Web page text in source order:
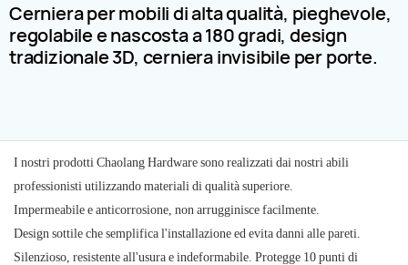
Cerniera per mobili di alta qualità, pieghevole,
regolabile e nascosta a 180 gradi, design
tradizionale 3D, cerniera invisibile per porte.
I nostri prodotti Chaolang Hardware sono realizzati dai nostri abili
professionisti utilizzando materiali di qualità superiore.
Impermeabile e anticorrosione, non arrugginisce facilmente.
Design sottile che semplifica l'installazione ed evita danni alle pareti.
Silenzioso, resistente all'usura e indeformabile. Protegge 10 punti di